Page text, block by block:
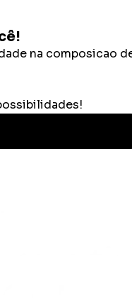
completo e
guia